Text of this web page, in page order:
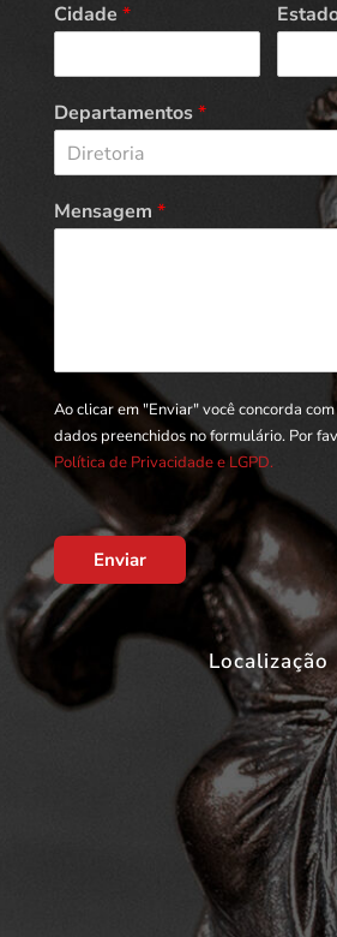
Cidade *
Departamentos*
Diretoria
Mensagem *
Ao clicar em "Enviar" você concorda
dados preenchidos no formulário. Por
Política de Privacidade e LGPD.
Enviar
Localização